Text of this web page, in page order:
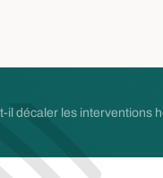
il décaler les interventions